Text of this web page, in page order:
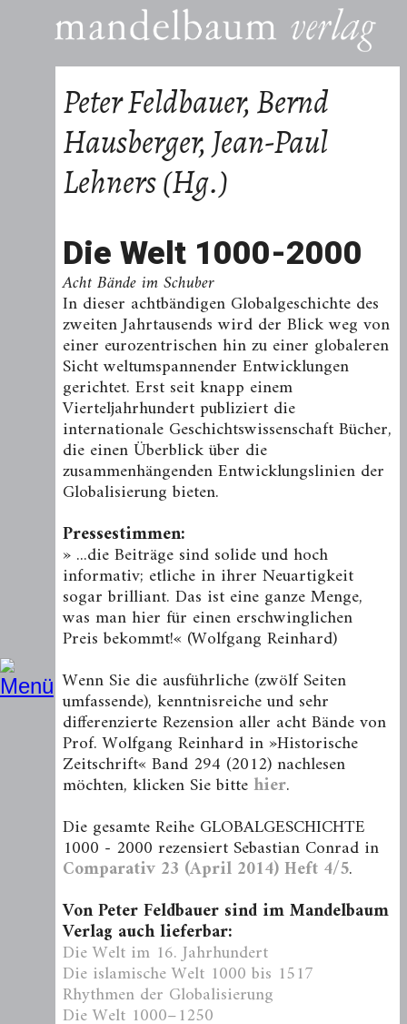
Peter Feldbauer, Bernd
Hausberger, Jean-Paul
Lehners (Hg.)
Die Welt 1000-2000
Acht Bände im Schuber
In dieser achtbändigen Globalgeschichte des
zweiten Jahrtausends wird der Blick weg von
einer eurozentrischen hin zu einer globaleren
Sicht weltumspannender Entwicklungen
gerichtet. Erst seit knapp einem
Vierteljahrhundert publiziert die
internationale Geschichtswissenschaft Bücher,
die einen Überblick über die
zusammenhängenden Entwicklungslinien der
Globalisierung bieten.
Pressestimmen:
» ...die Beiträge sind solide und hoch
informativ; etliche in ihrer Neuartigkeit
sogar brilliant. Das ist eine ganze Menge,
was man hier für einen erschwinglichen
Preis bekommt!« (Wolfgang Reinhard)
Wenn Sie die ausführliche (zwölf Seiten
umfassende), kenntnisreiche und sehr
differenzierte Rezension aller acht Bände von
Prof. Wolfgang Reinhard in »Historische
Zeitschrift« Band 294 (2012) nachlesen
möchten, klicken Sie bittehier.
Die gesamte Reihe GLOBALGESCHICHTE
1000 - 2000 rezensiert Sebastian Conrad in
Comparativ 23 (April 2014) Heft 4/5.
Von Peter Feldbauer sind im Mandelbaum
Verlag auch lieferbar:
Die Welt im 16. Jahrhundert
Die islamische Welt 1000 bis 1517
Rhythmen der Globalisierung
Die Welt 1000–1250